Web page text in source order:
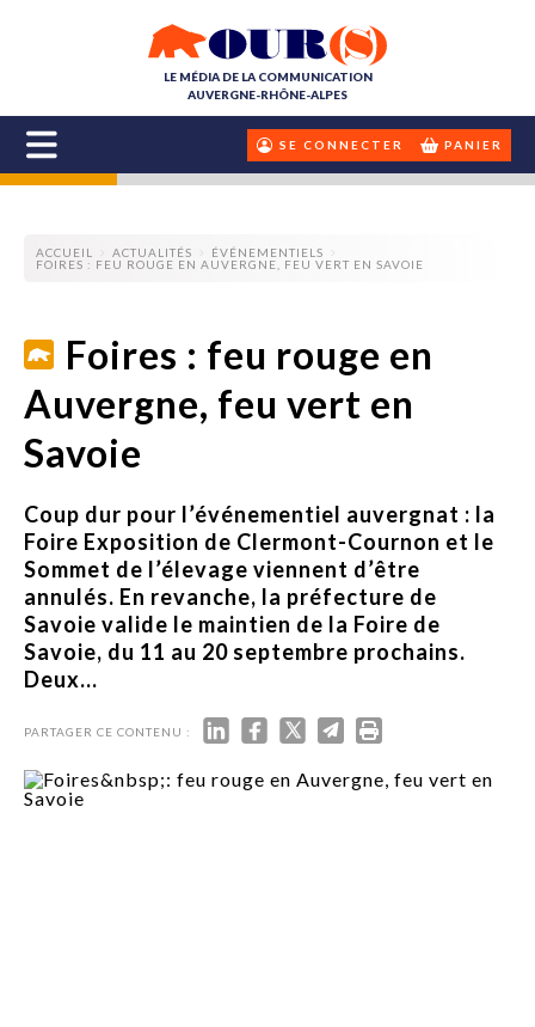
LE MÉDIA DE LA COMMUNICATION
AUVERGNE-RHÔNE-ALPES
SE CONNECTER PANIER
ACCUEIL ACTUALITÉS
ÉVÉNEMENTIELS
FOIRES : FEU ROUGE EN AUVERGNE, FEU VERT EN SAVOIE
Foires : feu rouge en
Auvergne, feu vert en
Savoie
Coup dur pour l’événementiel auvergnat : la
Foire Exposition de Clermont-Cournon et le
Sommet de l’élevage viennent d’être
annulés. En revanche, la préfecture de
Savoie valide le maintien de la Foire de
Savoie, du 11 au 20 septembre prochains.
Deux...
PARTAGER CE CONTENU :